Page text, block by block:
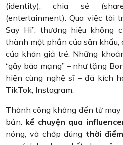
(identity), chia sẻ
(entertainment). Qua việc tài
Say Hi”, thương hiệu không
thành một phần của sân khấu,
của khán giả trẻ. Những
“gây bão mạng” – như tặng
hiện cùng nghệ sĩ – đã kích
TikTok, Instagram.
Thành công không đến từ
bản: kể chuyện qua
nóng, và chớp đúng thời